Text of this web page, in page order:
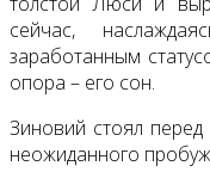
сейчас,
заработанным
опора – его сон.
Зиновий стоял
неожиданного